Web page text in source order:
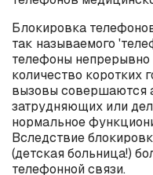
Блокировка
так называемого
телефоны
количество коротких
вызовы совершаются
затрудняющих или
нормальное
Вследствие
(детская больница!)
телефонной связи.